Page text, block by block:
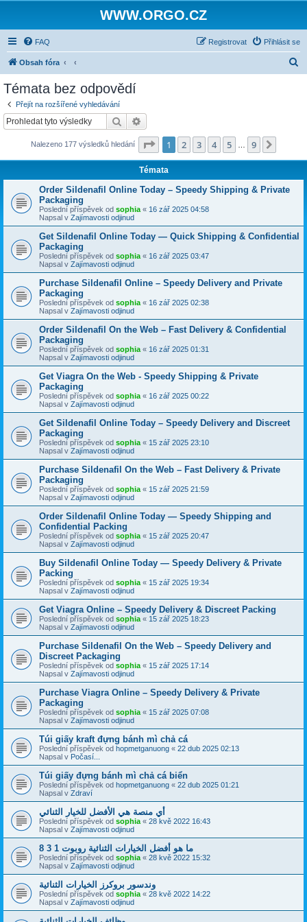
WWW.ORGO.CZ
FAQ Přihlásit se
Registrovat
Obsah fóra
Témata bez odpovědí
Přejít na rozšířené vyhledávání
Hledat
Nalezeno 177 výsledků hledání Stránka z
1 2 3 4 5 9
Témata
Order Sildenafil Online Today – Speedy Shipping & Private
Packaging
Poslední příspěvek od sophia « 16 zář 2025 04:58
Napsal v Zajímavosti odjinud
Get Sildenafil Online Today — Quick Shipping & Confidential
Packaging
Poslední příspěvek od sophia « 16 zář 2025 03:47
Napsal v Zajímavosti odjinud
Purchase Sildenafil Online – Speedy Delivery and Private
Packaging
Poslední příspěvek od sophia « 16 zář 2025 02:38
Napsal v Zajímavosti odjinud
Order Sildenafil On the Web – Fast Delivery & Confidential
Packaging
Poslední příspěvek od sophia « 16 zář 2025 01:31
Napsal v Zajímavosti odjinud
Get Viagra On the Web - Speedy Shipping & Private
Packaging
Poslední příspěvek od sophia « 16 zář 2025 00:22
Napsal v Zajímavosti odjinud
Get Sildenafil Online Today – Speedy Delivery and Discreet
Packaging
Poslední příspěvek od sophia « 15 zář 2025 23:10
Napsal v Zajímavosti odjinud
Purchase Sildenafil On the Web – Fast Delivery & Private
Packaging
Poslední příspěvek od sophia « 15 zář 2025 21:59
Napsal v Zajímavosti odjinud
Order Sildenafil Online Today — Speedy Shipping and
Confidential Packing
Poslední příspěvek od sophia « 15 zář 2025 20:47
Napsal v Zajímavosti odjinud
Buy Sildenafil Online Today — Speedy Delivery & Private
Packing
Poslední příspěvek od sophia « 15 zář 2025 19:34
Napsal v Zajímavosti odjinud
Get Viagra Online – Speedy Delivery & Discreet Packing
Poslední příspěvek od sophia « 15 zář 2025 18:23
Napsal v Zajímavosti odjinud
Purchase Sildenafil On the Web – Speedy Delivery and
Discreet Packaging
Poslední příspěvek od sophia « 15 zář 2025 17:14
Napsal v Zajímavosti odjinud
Purchase Viagra Online – Speedy Delivery & Private
Packaging
Poslední příspěvek od sophia « 15 zář 2025 07:08
Napsal v Zajímavosti odjinud
Túi giấy kraft đựng bánh mì chả cá
Poslední příspěvek od hopmetganuong « 22 dub 2025 02:13
Napsal v Počasí...
Túi giấy đựng bánh mì chả cá biển
Poslední příspěvek od hopmetganuong « 22 dub 2025 01:21
Napsal v Zdraví
أي منصة هي الأفضل للخيار الثنائي
Poslední příspěvek od sophia « 28 kvě 2022 16:43
Napsal v Zajímavosti odjinud
ما هو أفضل الخيارات الثنائية روبوت 1 3 8
Poslední příspěvek od sophia « 28 kvě 2022 15:32
Napsal v Zajímavosti odjinud
وندسور بروكرز الخيارات الثنائية
Poslední příspěvek od sophia « 28 kvě 2022 14:22
Napsal v Zajímavosti odjinud